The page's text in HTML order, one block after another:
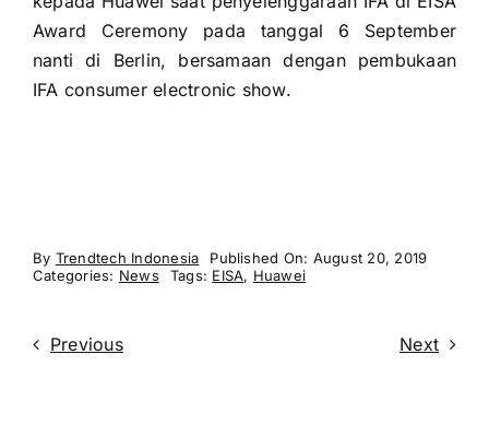
Award Ceremony pada tanggal 6 September
nanti di Berlin, bersamaan dengan pembukaan
IFA consumer electronic show.
By Trendtech Indonesia
Published On: August 20, 2019
Categories: News Tags: EISA, Huawei
Previous Next